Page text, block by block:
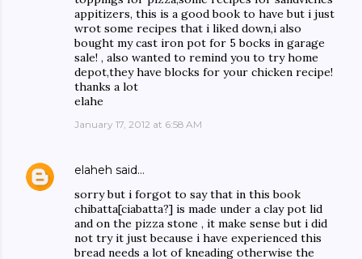
appitizers, this is a good book to have but i just
wrot some recipes that i liked down,i also
bought my cast iron pot for 5 bocks in garage
sale! , also wanted to remind you to try home
depot,they have blocks for your chicken recipe!
thanks a lot
elahe
January 17, 2012 at 6:58 AM
elaheh said…
sorry but i forgot to say that in this book
chibatta[ciabatta?] is made under a clay pot lid
and on the pizza stone , it make sense but i did
not try it just because i have experienced this
bread needs a lot of kneading otherwise the